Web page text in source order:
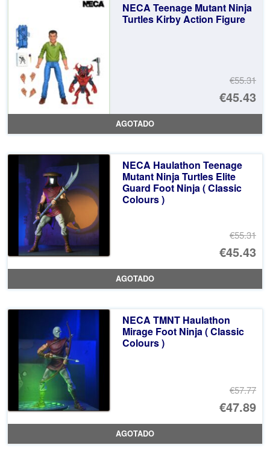
NECA Teenage Mutant Ninja
Turtles Kirby Action Figure
€55.31
El
€45.43
El
AGOTADO
NECA Haulathon Teenage
Mutant Ninja Turtles Elite
Guard Foot Ninja ( Classic
Colours )
€55.31
El
€45.43
El
AGOTADO
NECA TMNT Haulathon
Mirage Foot Ninja ( Classic
Colours )
€57.77
El
€47.89
El
AGOTADO